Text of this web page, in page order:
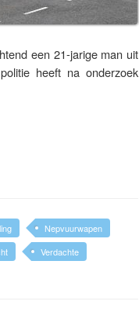
een 21-jarige man uit
heeft na onderzoek
Nepvuurwapen
Verdachte